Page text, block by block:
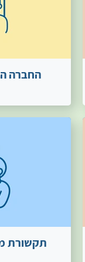
החברה הערבית
תקשורת